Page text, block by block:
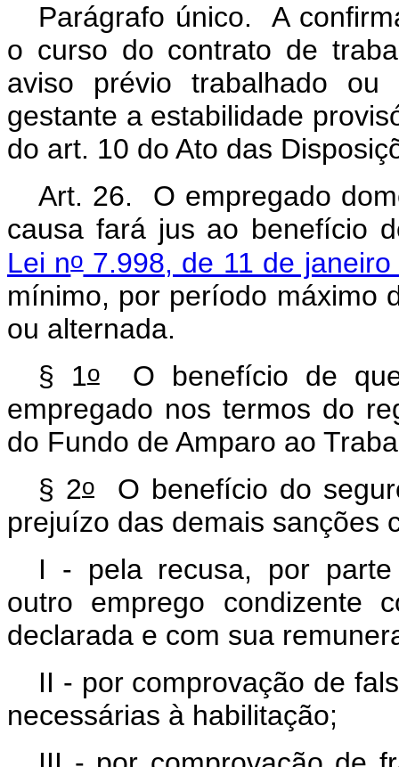
Parágrafo único. A
o curso do contrato de
aviso prévio trabalhado ou
gestante a estabilidade
do art. 10 do Ato das
Art. 26. O empregado
causa fará jus ao benefício
Lei no7.998, de 11 de janeiro
mínimo, por período máximo
ou alternada.
§ 1oO benefício de
empregado nos termos do
do Fundo de Amparo ao
§ 2o O benefício do
prejuízo das demais sanções
I - pela recusa, por parte
outro emprego condizente
declarada e com sua
II - por comprovação de
necessárias à habilitação;